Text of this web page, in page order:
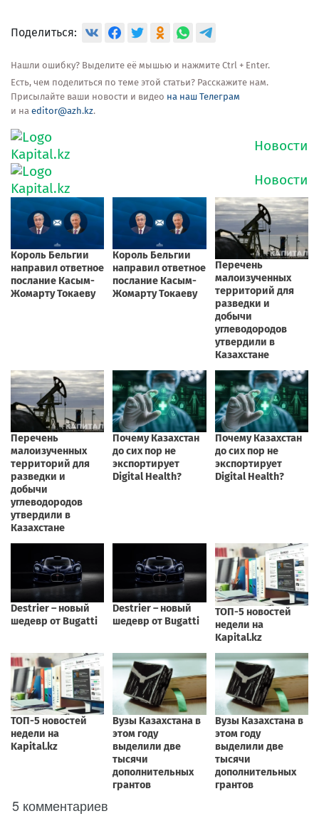
Поделиться:
Нашли ошибку? Выделите её мышью и нажмите Ctrl + Enter.
Есть, чем поделиться по теме этой статьи? Расскажите нам.
Присылайте ваши новости и видео на наш Телеграм
и на editor@azh.kz.
5 комментариев